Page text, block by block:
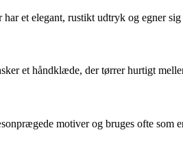
et elegant, rustikt udtryk og egner
et håndklæde, der tørrer hurtigt
motiver og bruges ofte som